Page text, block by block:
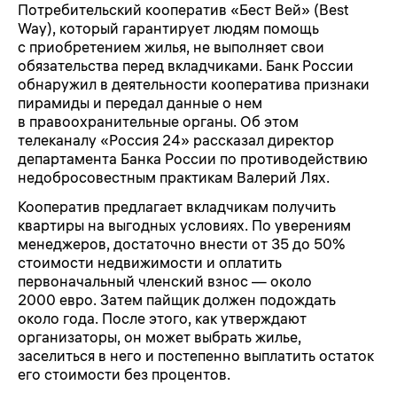
Потребительский кооператив «Бест Вей» (Best
Way), который гарантирует людям помощь
с приобретением жилья, не выполняет свои
обязательства перед вкладчиками. Банк России
обнаружил в деятельности кооператива признаки
пирамиды и передал данные о нем
в правоохранительные органы. Об этом
телеканалу «Россия 24» рассказал директор
департамента Банка России по противодействию
недобросовестным практикам Валерий Лях.
Кооператив предлагает вкладчикам получить
квартиры на выгодных условиях. По уверениям
менеджеров, достаточно внести от 35 до 50%
стоимости недвижимости и оплатить
первоначальный членский взнос — около
2000 евро. Затем пайщик должен подождать
около года. После этого, как утверждают
организаторы, он может выбрать жилье,
заселиться в него и постепенно выплатить остаток
его стоимости без процентов.